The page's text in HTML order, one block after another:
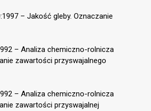
– Jakość gleby. Oznaczanie
– Analiza chemiczno-rolnicza
zawartości przyswajalnego
– Analiza chemiczno-rolnicza
zawartości przyswajalnej